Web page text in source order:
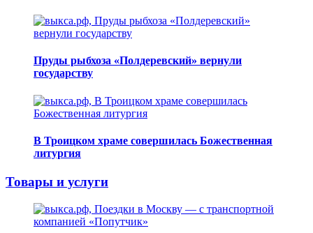
Пруды рыбхоза «Полдеревский» вернули
государству
В Троицком храме совершилась Божественная
литургия
Товары и услуги